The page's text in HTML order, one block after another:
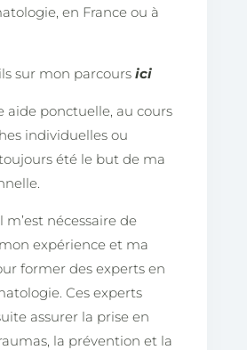
en France ou à
sur mon parcours ici
aide ponctuelle, au cours
individuelles ou
été le but de ma
m’est nécessaire de
expérience et ma
former des experts en
Ces experts
assurer la prise en
la prévention et la